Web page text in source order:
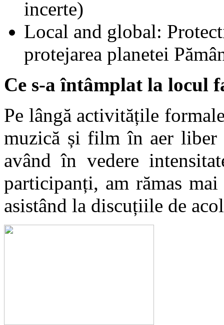
incerte)
Local and global:
protejarea planetei
Ce s-a întâmplat la locul
Pe lângă activitățile
muzică și film în aer liber
având în vedere
participanți, am rămas
asistând la discuțiile de